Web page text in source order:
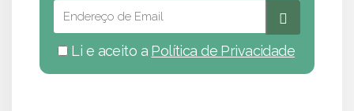
Li e aceito a Política de Privacidade